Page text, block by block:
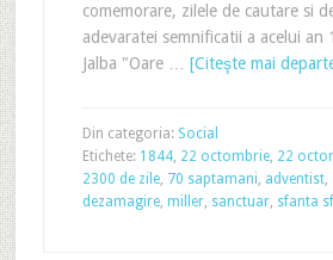
comemorare, zilele de cautare si
adevaratei semnificatii a acelui an
Jalba "Oare … [Citeşte mai
Din categoria: Social
Etichete: 1844, 22 octombrie, 22
2300 de zile, 70 saptamani, adventist,
dezamagire, miller, sanctuar, sfanta